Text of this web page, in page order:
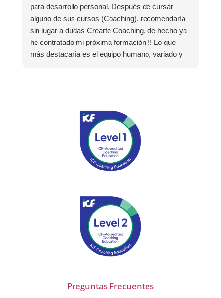
para desarrollo personal. Después de cursar
alguno de sus cursos (Coaching), recomendaría
sin lugar a dudas Crearte Coaching, de hecho ya
he contratado mi próxima formación!!! Lo que
más destacaría es el equipo humano, variado y
y material extra totalmente gratuito para los
alumnos y el gran liderazgo de Beatriz Ricondo!!!
Preguntas Frecuentes